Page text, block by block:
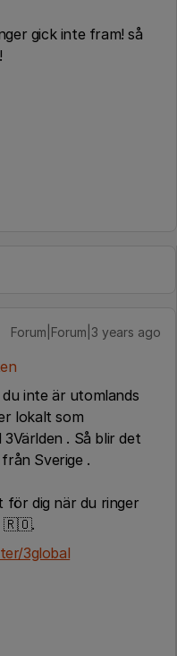
gick inte fram! så
Forum|Forum|3 years ago
inte är utomlands
lokalt som
. Så blir det
Sverige .
för dig när du ringer
🇷🇴.
3global